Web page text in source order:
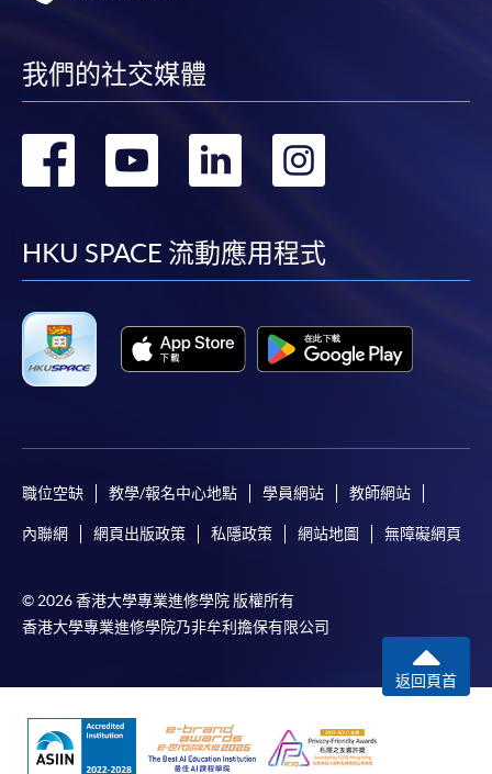
參閱
注意事項:
如報讀課程將在五個工作天內開課，為免郵遞延誤報
名程序，建議申請人親身到學院報名中心報名，並避
除由學院裁定的特殊情況（例如課程因報名人數不足
而取消）之外，一切已繳費用概不退還。如獲學院批
准退還款項，以現金、易辦事、微信支付、支付寶、
支票或繳費靈（只限網上付款）方式繳交之款項，將
以支票退款；以信用卡繳交之款項，退款將直接退還
到支付款項時使用的信用卡戶口。
外收費，詳情請聯絡有關學科職員。
學費及學額不得轉讓他人。一經取錄，學員不得轉讀
請一經批准，學員須繳付港幣120元手續費。
人資料，概不負責。
若學員有意申請付款證明書，請把填妥之申請表、貼
上足夠郵資的回郵信封、連同劃線支票交回本學院。
每張收據申請費用為港幣30 元。支票抬頭註明「香
港大學專業進修學院」。
我們的社交媒體
轉
facebook
轉
youtube
轉
linkedin
轉
HKU SPACE 流動應用程式
職位空缺 教學/報名中心地點 學員網站 教師網站
內聯網 網頁出版政策 私隱政策 網站地圖 無障礙網頁
© 2026 香港大學專業進修學院 版權所有
香港大學專業進修學院乃非牟利擔保有限公司
返回頁首